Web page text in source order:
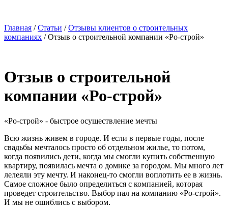
Главная /Статьи /Отзывы клиентов о строительных
компаниях /Отзыв о строительной компании «Ро-строй»
Отзыв о строительной
компании «Ро-строй»
«Ро-строй» - быстрое осуществление мечты
Всю жизнь живем в городе. И если в первые годы, после
свадьбы мечталось просто об отдельном жилье, то потом,
когда появились дети, когда мы смогли купить собственную
квартиру, появилась мечта о домике за городом. Мы много лет
лелеяли эту мечту. И наконец-то смогли воплотить ее в жизнь.
Самое сложное было определиться с компанией, которая
проведет строительство. Выбор пал на компанию «Ро-строй».
И мы не ошиблись с выбором.